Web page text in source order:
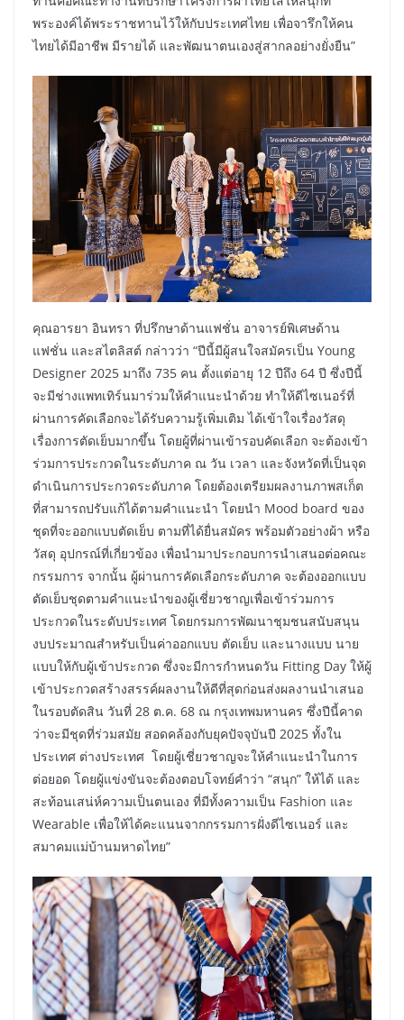
พระองค์ได้พระราชทานไว้ให้กับประเทศไทย เพื่อจารึกให้คน
ไทยได้มีอาชีพ มีรายได้ และพัฒนาตนเองสู่สากลอย่างยั่งยืน”
คุณอารยา อินทรา ที่ปรึกษาด้านแฟชั่น อาจารย์พิเศษด้าน
แฟชั่น และสไตลิสต์ กล่าวว่า “ปีนี้มีผู้สนใจสมัครเป็น Young
Designer 2025 มาถึง 735 คน ตั้งแต่อายุ 12 ปีถึง 64 ปี ซึ่งปีนี้
จะมีช่างแพทเทิร์นมาร่วมให้คำแนะนำด้วย ทำให้ดีไซเนอร์ที่
ผ่านการคัดเลือกจะได้รับความรู้เพิ่มเติม ได้เข้าใจเรื่องวัสดุ
เรื่องการตัดเย็บมากขึ้น โดยผู้ที่ผ่านเข้ารอบคัดเลือก จะต้องเข้า
ร่วมการประกวดในระดับภาค ณ วัน เวลา และจังหวัดที่เป็นจุด
ดำเนินการประกวดระดับภาค โดยต้องเตรียมผลงานภาพสเก็ต
ที่สามารถปรับแก้ได้ตามคำแนะนำ โดยนำ Mood board ของ
ชุดที่จะออกแบบตัดเย็บ ตามที่ได้ยื่นสมัคร พร้อมตัวอย่างผ้า หรือ
วัสดุ อุปกรณ์ที่เกี่ยวข้อง เพื่อนำมาประกอบการนำเสนอต่อคณะ
กรรมการ จากนั้น ผู้ผ่านการคัดเลือกระดับภาค จะต้องออกแบบ
ตัดเย็บชุดตามคำแนะนำของผู้เชี่ยวชาญเพื่อเข้าร่วมการ
ประกวดในระดับประเทศ โดยกรมการพัฒนาชุมชนสนับสนุน
งบประมาณสำหรับเป็นค่าออกแบบ ตัดเย็บ และนางแบบ นาย
แบบให้กับผู้เข้าประกวด ซึ่งจะมีการกำหนดวัน Fitting Day ให้ผู้
เข้าประกวดสร้างสรรค์ผลงานให้ดีที่สุดก่อนส่งผลงานนำเสนอ
ในรอบตัดสิน วันที่ 28 ต.ค. 68 ณ กรุงเทพมหานคร ซึ่งปีนี้คาด
ว่าจะมีชุดที่ร่วมสมัย สอดคล้องกับยุคปัจจุบันปี 2025 ทั้งใน
ประเทศ ต่างประเทศ โดยผู้เชี่ยวชาญจะให้คำแนะนำในการ
ต่อยอด โดยผู้แข่งขันจะต้องตอบโจทย์คำว่า “สนุก” ให้ได้ และ
สะท้อนเสน่ห์ความเป็นตนเอง ที่มีทั้งความเป็น Fashion และ
Wearable เพื่อให้ได้คะแนนจากกรรมการฝั่งดีไซเนอร์ และ
สมาคมแม่บ้านมหาดไทย”